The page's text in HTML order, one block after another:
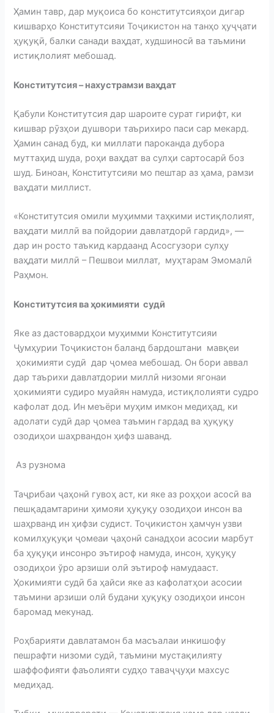
Ҳамин тавр, дар муқоиса бо конститутсияҳои дигар
кишварҳо Конститутсияи Тоҷикистон на танҳо ҳуҷҷати
ҳуқуқӣ, балки санади ваҳдат, худшиносӣ ва таъмини
истиқлолият мебошад.
Конститутсия –нахустрамзи ваҳдат
Қабули Конститутсия дар шароите сурат гирифт, ки
кишвар рӯзҳои душвори таърихиро паси сар мекард.
Ҳамин санад буд, ки миллати пароканда дубора
муттаҳид шуда, роҳи ваҳдат ва сулҳи сартосарӣ боз
шуд. Биноан, Конститутсияи мо пештар аз ҳама, рамзи
ваҳдати миллист.
«Конститутсия омили муҳимми таҳкими истиқлолият,
ваҳдати миллӣ ва пойдории давлатдорӣ гардид», —
дар ин росто таъкид кардаанд Асосгузори сулҳу
ваҳдати миллӣ – Пешвои миллат, муҳтарам Эмомалӣ
Раҳмон.
Конститутсия ва ҳокимияти судӣ
Яке аз дастовардҳои муҳимми Конститутсияи
Ҷумҳурии Тоҷикистон баланд бардоштани мавқеи
ҳокимияти судӣ дар ҷомеа мебошад. Он бори аввал
дар таърихи давлатдории миллӣ низоми ягонаи
ҳокимияти судиро муайян намуда, истиқлолияти судро
кафолат дод. Ин меъёри муҳим имкон медиҳад, ки
адолати судӣ дар ҷомеа таъмин гардад ва ҳуқуқу
озодиҳои шаҳрвандон ҳифз шаванд.
Аз рузнома
Таҷрибаи ҷаҳонӣ гувоҳ аст, ки яке аз роҳҳои асосӣ ва
пешқадамтарини ҳимояи ҳуқуқу озодиҳои инсон ва
шаҳрванд ин ҳифзи судист. Тоҷикистон ҳамчун узви
комилҳуқуқи ҷомеаи ҷаҳонӣ санадҳои асосии марбут
ба ҳуқуқи инсонро эътироф намуда, инсон, ҳуқуқу
озодиҳои ўро арзиши олӣ эътироф намудааст.
Ҳокимияти судӣ ба ҳайси яке аз кафолатҳои асосии
таъмини арзиши олӣ будани ҳуқуқу озодиҳои инсон
баромад мекунад.
Роҳбарияти давлатамон ба масъалаи инкишофу
пешрафти низоми судӣ, таъмини мустақилияту
шаффофияти фаъолияти судҳо таваҷҷуҳи махсус
медиҳад.